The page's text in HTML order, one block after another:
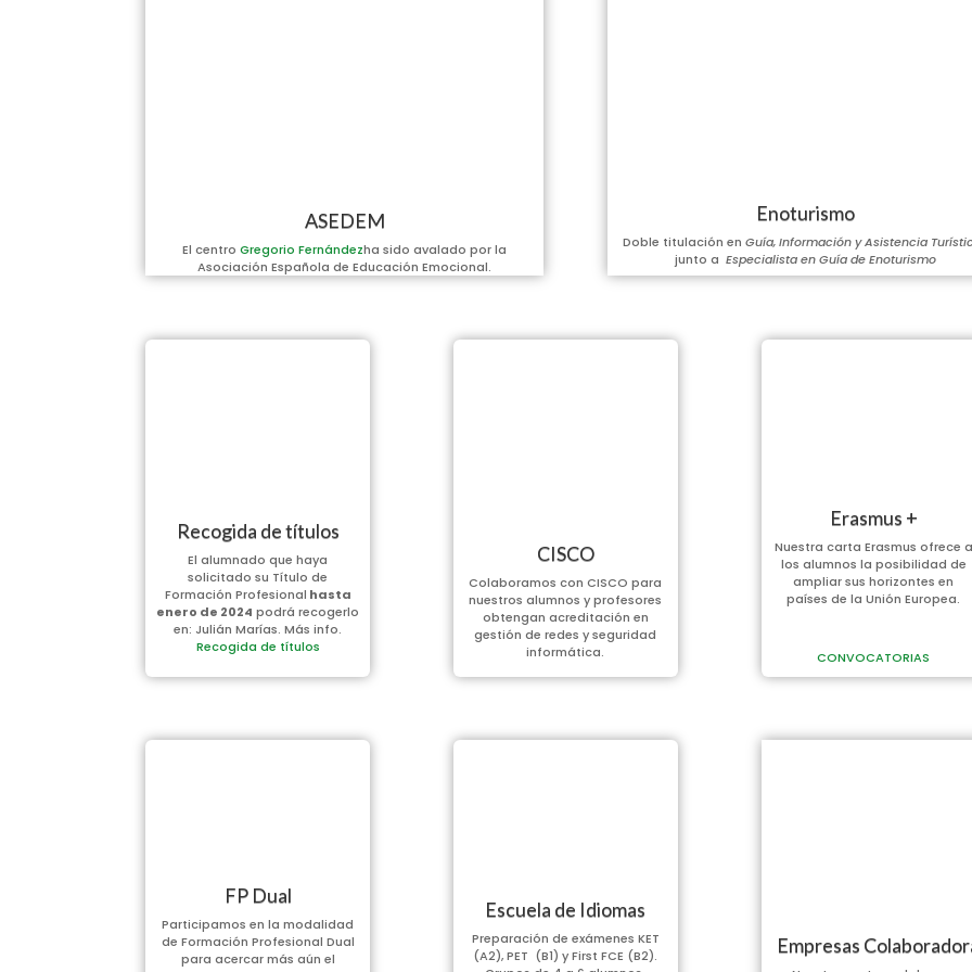
ASEDEM
El centroGregorio Fernándezha sido avalado por la
Asociación Española de Educación Emocional.
Enoturismo
Doble titulación enGuía, Información y Asistencia
junto aEspecialista en Guía de Enoturismo
Recogida de títulos
El alumnado que haya
solicitado su Título de
Formación Profesional hasta
enero de 2024 podrá recogerlo
en: Julián Marías. Más info.
Recogida de títulos
CISCO
Colaboramos con CISCO para
nuestros alumnos y profesores
obtengan acreditación en
gestión de redes y seguridad
informática.
Erasmus +
Nuestra carta Erasmus ofrece a
los alumnos la posibilidad de
ampliar sus horizontes en
países de la Unión Europea.
CONVOCATORIAS
FP Dual
Participamos en la modalidad
de Formación Profesional Dual
para acercar más aún el
Escuela de Idiomas
Preparación de exámenes KET
(A2), PET (B1) y First FCE (B2).
Empresas